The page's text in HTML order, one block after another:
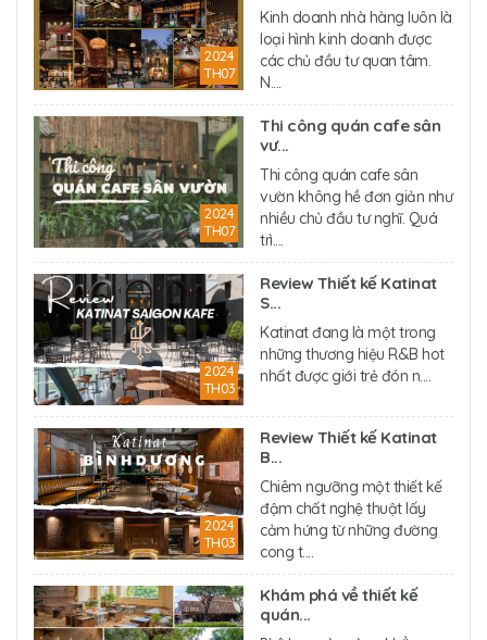
2024
TH07
Kinh doanh nhà hàng luôn là
loại hình kinh doanh được
các chủ đầu tư quan tâm.
N....
2024
TH07
Thi công quán cafe sân
vư...
Thi công quán cafe sân
vườn không hề đơn giản như
nhiều chủ đầu tư nghĩ. Quá
trì....
2024
TH03
Review Thiết kế Katinat
S...
Katinat đang là một trong
những thương hiệu R&B hot
nhất được giới trẻ đón n....
2024
TH03
Review Thiết kế Katinat
B...
Chiêm ngưỡng một thiết kế
đậm chất nghệ thuật lấy
cảm hứng từ những đường
cong t....
Khám phá về thiết kế
quán...